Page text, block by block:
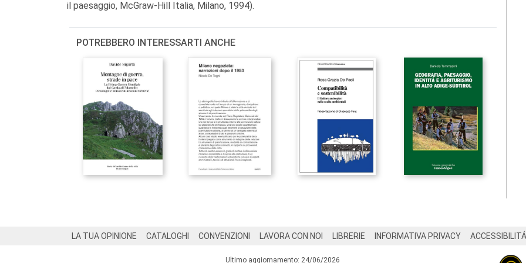
il paesaggio, McGraw-Hill Italia, Milano, 1994).
POTREBBERO INTERESSARTI ANCHE
LA TUA OPINIONE CATALOGHI CONVENZIONI LAVORA CON NOI LIBRERIE INFORMATIVA PRIVACY ACCESSIBILITÁ
Ultimo aggiornamento: 24/06/2026